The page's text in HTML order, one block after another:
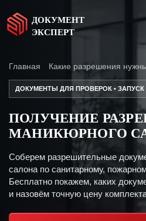
ДОКУМЕНТ
ЭКСПЕРТ
Главная Какие разрешения
ДОКУМЕНТЫ ДЛЯ ПРОВЕРОК • ЗАПУСК
ПОЛУЧЕНИЕ
МАНИКЮРНОГО
Соберем разрешительные
салона по санитарному,
Бесплатно покажем, каких
и назовём точную цену